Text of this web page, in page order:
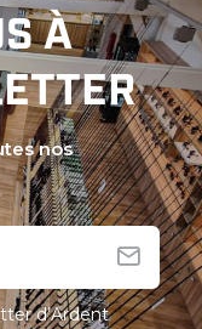
À
nos
d’Ardent